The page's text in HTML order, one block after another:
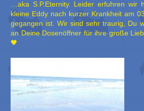
…aka S.P.Eternity. Leider erfuhren wir
kleine Eddy nach kurzer Krankheit am
gegangen ist. Wir sind sehr traurig, Du
an Deine Dosenöffner für ihre große
🖤